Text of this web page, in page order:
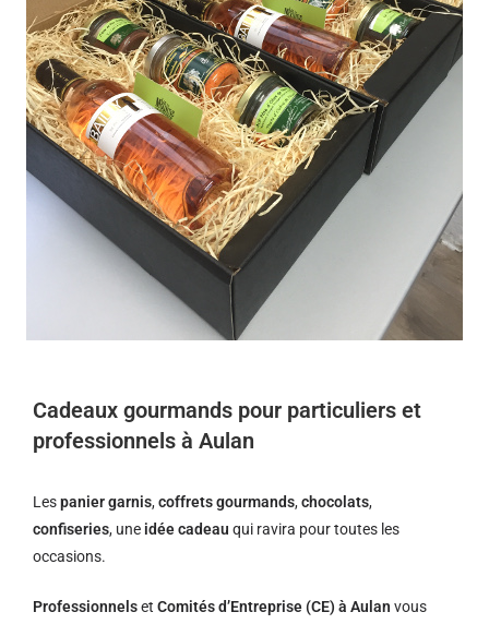
Cadeaux gourmands pour particuliers et
professionnels à Aulan
Lespanier garnis,coffrets gourmands,chocolats,
confiseries, une idée cadeau qui ravira pour toutes les
occasions.
Professionnelset Comités d’Entreprise (CE) à Aulan vous